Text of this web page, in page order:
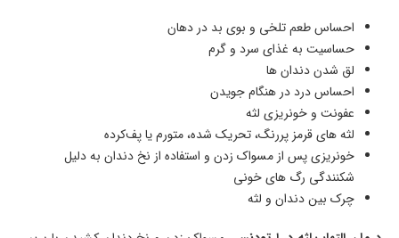
احساس طعم تلخی و بوی بد در دهان
حساسیت به غذای سرد و گرم
لق شدن دندان ‌ها
احساس درد در هنگام جویدن
عفونت و خونریزی لثه
لثه‌ های قرمز پررنگ، تحریک ‌شده، متورم یا پف‌کرده
خونریزی پس از مسواک زدن و استفاده از نخ دندان به دلیل
شکنندگی رگ‌ های خونی
چرک بین دندان و لثه